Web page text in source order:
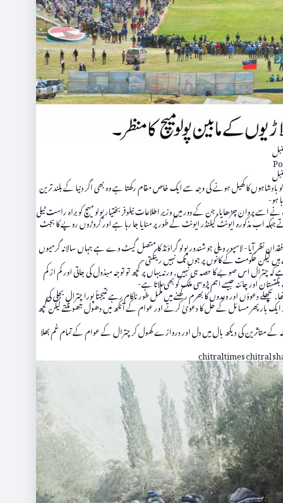
کا کھیل ہونے کی وجہ سے ایک خاص مقام رکھتا ہے وہ بھی اگر دنیا کے بلند ترین
ہو-
چڑھایا, جن کے دور میں وزیر اطلاعات نیلوفر بختیار پولو میچ کو براہ راست ٹیلی
جبکہ اب مذکورہ ایونٹ کیلنڈر ایونٹ کے طور پر منایا جا رہا ہے اور کروڑوں روپے کا بجٹ
آیا- لاسپور ویلی جو شندور پولو گراؤنڈ کا متصل گیٹ وے ہے جہاں سالانہ گرمیوں
ہیں لیکن حکومت کے کانوں پر جوں تک نہیں رینگتی-
اس صوبے کا حصہ ہی نہیں, ورنہ یہاں پر کچھ تو توجہ مبذول کی جاتی اور کم از کم
اور چائنہ جیسے اہم پڑوسی ملک کو بھی ملاتا ہے-
دعوؤں اور وعدوں کا بھرم رکھنے میں مکمل طور ناکام رہے نتیجتاً پورا چترال بجلی کی
ایک بار پھر مسائل کے حل کا دعویٰ کرتے اور عوام کے آنکھ میں دھول جھونکتے لیکن کچھ
کے متاثرین کی دیکھ بال میں دل اور دروازے کھول کر چترال کے عوام کے تمام غم بھلا